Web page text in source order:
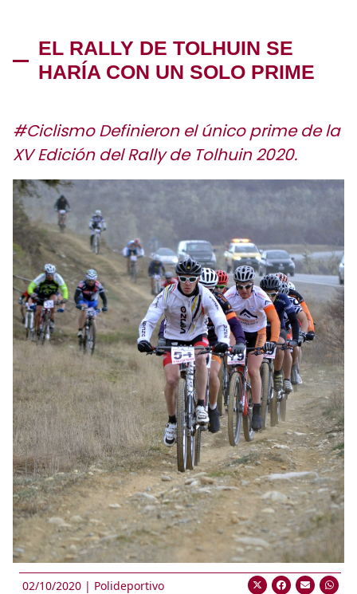
EL RALLY DE TOLHUIN SE
HARÍA CON UN SOLO PRIME
#Ciclismo Definieron el único prime de la
XV Edición del Rally de Tolhuin 2020.
02/10/2020 | Polideportivo